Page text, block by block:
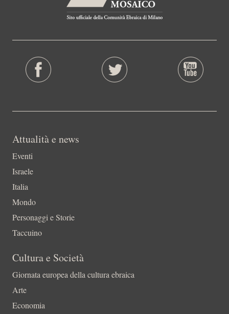
Attualità e news
Eventi
Israele
Italia
Mondo
Personaggi e Storie
Taccuino
Cultura e Società
Giornata europea della cultura ebraica
Arte
Economia